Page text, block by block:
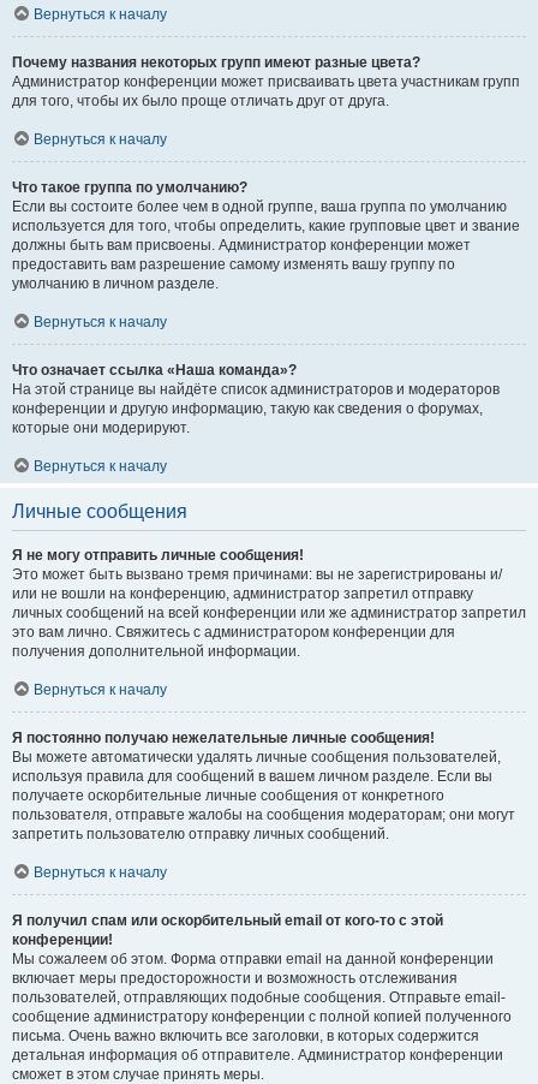
Вернуться к началу
Почему названия некоторых групп имеют разные цвета?
Администратор конференции может присваивать цвета участникам групп
для того, чтобы их было проще отличать друг от друга.
Вернуться к началу
Что такое группа по умолчанию?
Если вы состоите более чем в одной группе, ваша группа по умолчанию
используется для того, чтобы определить, какие групповые цвет и звание
должны быть вам присвоены. Администратор конференции может
предоставить вам разрешение самому изменять вашу группу по
умолчанию в личном разделе.
Вернуться к началу
Что означает ссылка «Наша команда»?
На этой странице вы найдёте список администраторов и модераторов
конференции и другую информацию, такую как сведения о форумах,
которые они модерируют.
Вернуться к началу
Личные сообщения
Я не могу отправить личные сообщения!
Это может быть вызвано тремя причинами: вы не зарегистрированы и/
или не вошли на конференцию, администратор запретил отправку
личных сообщений на всей конференции или же администратор запретил
это вам лично. Свяжитесь с администратором конференции для
получения дополнительной информации.
Вернуться к началу
Я постоянно получаю нежелательные личные сообщения!
Вы можете автоматически удалять личные сообщения пользователей,
используя правила для сообщений в вашем личном разделе. Если вы
получаете оскорбительные личные сообщения от конкретного
пользователя, отправьте жалобы на сообщения модераторам; они могут
запретить пользователю отправку личных сообщений.
Вернуться к началу
Я получил спам или оскорбительный email от кого-то с этой
конференции!
Мы сожалеем об этом. Форма отправки email на данной конференции
включает меры предосторожности и возможность отслеживания
пользователей, отправляющих подобные сообщения. Отправьте email-
сообщение администратору конференции с полной копией полученного
письма. Очень важно включить все заголовки, в которых содержится
детальная информация об отправителе. Администратор конференции
сможет в этом случае принять меры.